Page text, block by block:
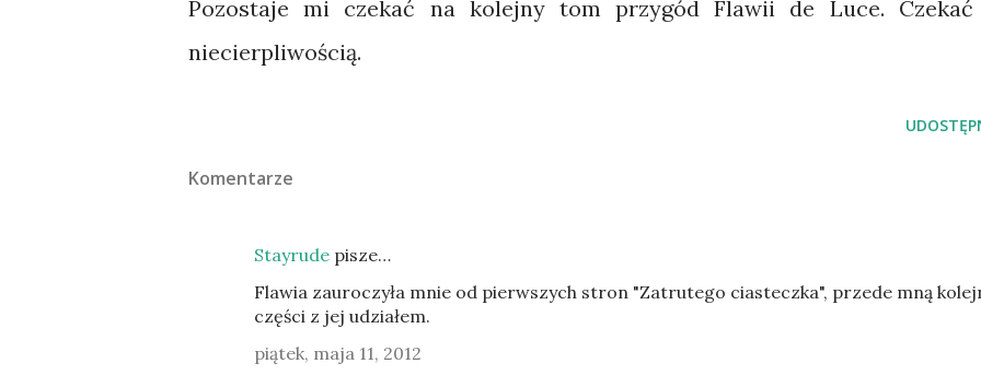
Pozostaje mi czekać na kolejny tom przygód Flawii de Luce.
niecierpliwością.
Komentarze
Stayrude pisze…
Flawia zauroczyła mnie od pierwszych stron "Zatrutego ciasteczka", przede mną
części z jej udziałem.
piątek, maja 11, 2012